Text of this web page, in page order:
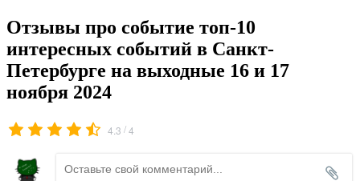
Отзывы про событие топ-10
интересных событий в Санкт-
Петербурге на выходные 16 и 17
ноября 2024
4.3 /4